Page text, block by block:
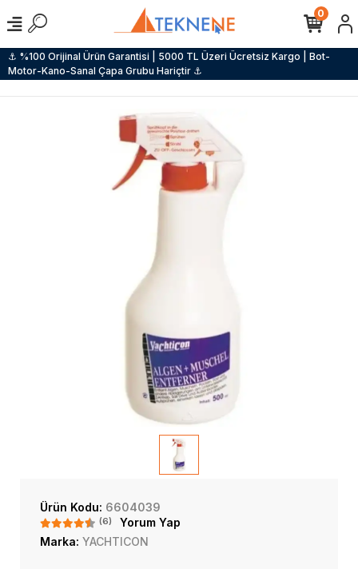
⚓ %100 Orijinal Ürün Garantisi | 5000 TL Üzeri Ücretsiz Kargo | Bot-
Motor-Kano-Sanal Çapa Grubu Hariçtir ⚓
0
Ürün Kodu: 6604039
(6)
Yorum Yap
Marka: YACHTICON